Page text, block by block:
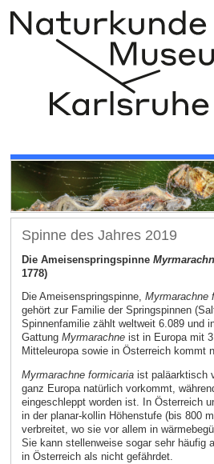
Spinne des Jahres 2019
Die Ameisenspringspinne
1778)
Die Ameisenspringspinne, Myrmarachne
gehört zur Familie der Springspinnen
Spinnenfamilie zählt weltweit 6.089 und
Gattung Myrmarachne ist in Europa mit
Mitteleuropa sowie in Österreich kommt
Myrmarachne formicariaist paläarktisch
ganz Europa natürlich vorkommt,
eingeschleppt worden ist. In Österreich
in der planar-kollin Höhenstufe (bis 800
verbreitet, wo sie vor allem in
Sie kann stellenweise sogar sehr häufig
in Österreich als nicht gefährdet.